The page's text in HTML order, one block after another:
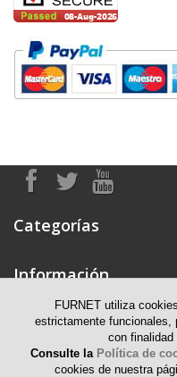
Categorías
Información
Mi cuenta
Información de
FURNET utiliza
estrictamente funcionales,
con
Consulte la Política de
cookies de nuestra